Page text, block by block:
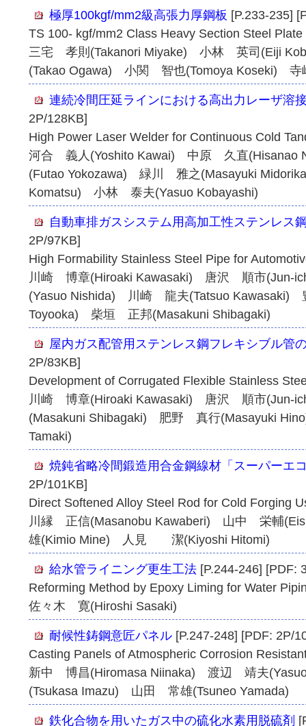
極厚100kgf/mm2級高張力厚鋼板 [P.233-235]
TS 100- kgf/mm2 Class Heavy Section Steel Plate
三宅 孝則(Takanori Miyake) 小林 英司(Eiji
(Takao Ogawa) 小関 智也(Tomoya Koseki) 寺
連続冷間圧延ラインにおける高出力レーザ溶
2P/128KB]
High Power Laser Welder for Continuous Cold
河合 義人(Yoshito Kawai) 中原 久直
(Futao Yokozawa) 緑川 雅之(Masayuki
Komatsu) 小林 泰夫(Yasuo Kobayashi)
自動車排ガスシステム用高加工性ステンレス
2P/97KB]
High Formability Stainless Steel Pipe for
川崎 博章(Hiroaki Kawasaki) 唐沢 順市(Jun-
(Yasuo Nishida) 川崎 龍夫(Tatsuo Kawasaki)
Toyooka) 柴垣 正邦(Masakuni Shibagaki)
屋内ガス配管用ステンレス鋼フレキシブル管
2P/83KB]
Development of Corrugated Flexible Stainless
川崎 博章(Hiroaki Kawasaki) 唐沢 順市(Jun-
(Masakuni Shibagaki) 肥野 真行(Masayuki
Tamaki)
焼鈍省略冷間鍛造用合金鋼線材「スーパーエ
2P/101KB]
Direct Softened Alloy Steel Rod for Cold Forging
川縁 正信(Masanobu Kawaberi) 山中 栄輔
雄(Kimio Mine) 人見 潔(Kiyoshi Hitomi)
給水管ライニング更生工法 [P.244-246] [PDF:
Reforming Method by Epoxy Liming for Water
佐々木 寛(Hiroshi Sasaki)
耐候性鋳鋼意匠パネル [P.247-248] [PDF: 2P/
Casting Panels of Atmospheric Corrosion
新中 博昌(Hiromasa Niinaka) 渡辺 靖夫
(Tsukasa Imazu) 山田 常雄(Tsuneo Yamada)
鉄化合物を用いたガス中の硫化水素用脱硫剤